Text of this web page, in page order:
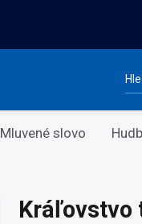
Mluvené slovo
Kráľovstvo